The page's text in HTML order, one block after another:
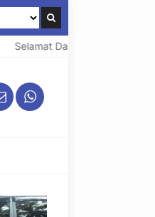
Selamat Datang di SMK Negeri